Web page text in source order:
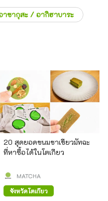
าซากุสะ / อากิฮาบาระ
20 สุดยอดขนมชาเขียวมัทฉะ
ที่หาซื้อได้ในโตเกียว
MATCHA
จังหวัดโตเกียว